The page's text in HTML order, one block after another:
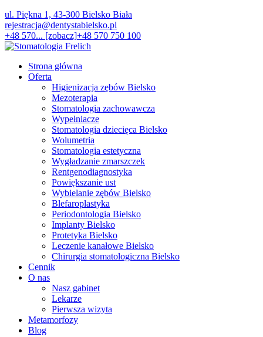
ul. Piękna 1, 43-300 Bielsko Biała
rejestracja@dentystabielsko.pl
+48 570... [zobacz]+48 570 750 100
Strona główna
Oferta
Higienizacja zębów Bielsko
Mezoterapia
Stomatologia zachowawcza
Wypełniacze
Stomatologia dziecięca Bielsko
Wolumetria
Stomatologia estetyczna
Wygładzanie zmarszczek
Rentgenodiagnostyka
Powiększanie ust
Wybielanie zębów Bielsko
Blefaroplastyka
Periodontologia Bielsko
Implanty Bielsko
Protetyka Bielsko
Leczenie kanałowe Bielsko
Chirurgia stomatologiczna Bielsko
Cennik
O nas
Nasz gabinet
Lekarze
Pierwsza wizyta
Metamorfozy
Blog